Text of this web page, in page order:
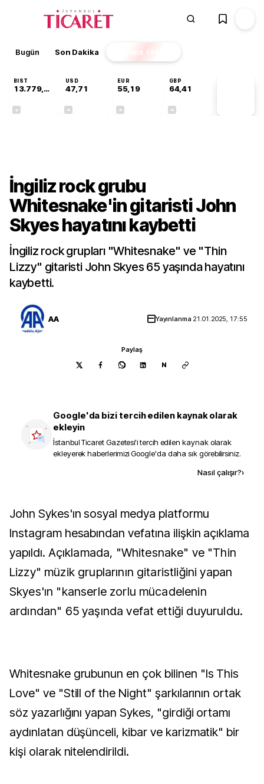
Bugün Son Dakika Finans EKSTRA
BIST
13.779,39
USD
47,71
EUR
55,19
GBP
64,41
İngiliz rock grubu
Whitesnake'in gitaristi John
Skyes hayatını kaybetti
İngiliz rock grupları "Whitesnake" ve "Thin
Lizzy" gitaristi John Skyes 65 yaşında hayatını
kaybetti.
AA Yayınlanma 21.01.2025, 17:55
Paylaş
N
Google'da bizi tercih edilen kaynak olarak
ekleyin
İstanbul Ticaret Gazetesi'i tercih edilen kaynak olarak
ekleyerek haberlerimizi Google'da daha sık görebilirsiniz.
Nasıl çalışır?›
John Sykes'ın sosyal medya platformu
Instagram hesabından vefatına ilişkin açıklama
yapıldı. Açıklamada, "Whitesnake" ve "Thin
Lizzy" müzik gruplarının gitaristliğini yapan
Skyes'ın "kanserle zorlu mücadelenin
ardından" 65 yaşında vefat ettiği duyuruldu.
Whitesnake grubunun en çok bilinen "Is This
Love" ve "Still of the Night" şarkılarının ortak
söz yazarlığını yapan Sykes, "girdiği ortamı
aydınlatan düşünceli, kibar ve karizmatik" bir
kişi olarak nitelendirildi.